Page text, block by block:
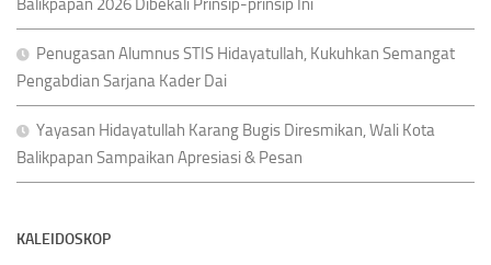
Balikpapan 2026 Dibekali Prinsip-prinsip Ini
Penugasan Alumnus STIS Hidayatullah, Kukuhkan Semangat
Pengabdian Sarjana Kader Dai
Yayasan Hidayatullah Karang Bugis Diresmikan, Wali Kota
Balikpapan Sampaikan Apresiasi & Pesan
KALEIDOSKOP